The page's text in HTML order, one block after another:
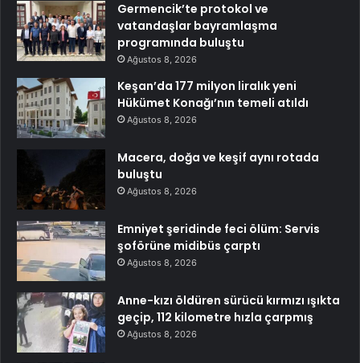
Germencik’te protokol ve
vatandaşlar bayramlaşma
programında buluştu
Ağustos 8, 2026
Keşan’da 177 milyon liralık yeni
Hükümet Konağı’nın temeli atıldı
Ağustos 8, 2026
Macera, doğa ve keşif aynı rotada
buluştu
Ağustos 8, 2026
Emniyet şeridinde feci ölüm: Servis
şoförüne midibüs çarptı
Ağustos 8, 2026
Anne-kızı öldüren sürücü kırmızı ışıkta
geçip, 112 kilometre hızla çarpmış
Ağustos 8, 2026